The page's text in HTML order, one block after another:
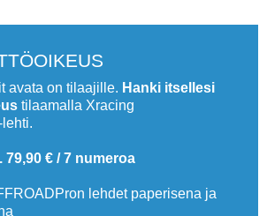
avata on tilaajille. Hanki itsellesi
tilaamalla Xracing
79,90 € / 7 numeroa
lehdet paperisena ja